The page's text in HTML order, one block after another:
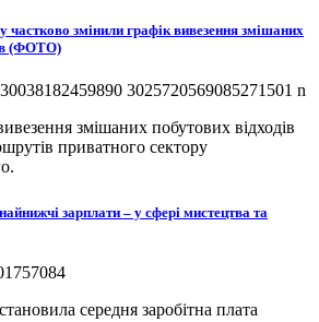
змінили графік вивезення змішаних
(ФОТО)
змішаних побутових відходів
приватного сектору
зарплати – у сфері мистецтва та
середня заробітна плата